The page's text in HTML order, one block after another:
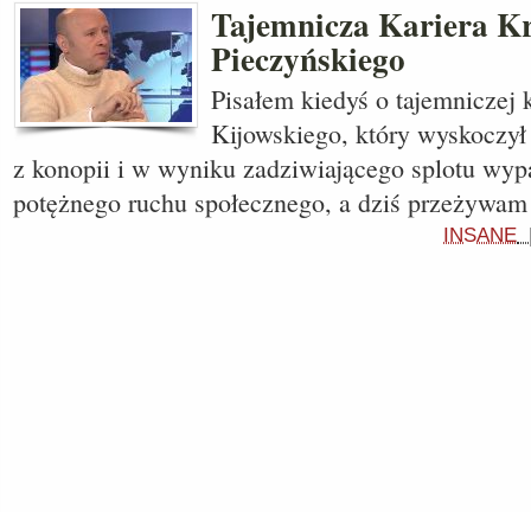
Tajemnicza Kariera
Pieczyńskiego
Pisałem kiedyś o tajemniczej
Kijowskiego, który
z konopii i w wyniku zadziwiającego splotu
potężnego ruchu społecznego, a dziś
INSANE